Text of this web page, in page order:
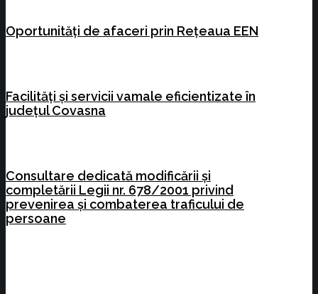
Oportunități de afaceri prin Rețeaua EEN
Facilități și servicii vamale eficientizate în
județul Covasna
Consultare dedicată modificării și
completării Legii nr. 678/2001 privind
prevenirea și combaterea traficului de
persoane